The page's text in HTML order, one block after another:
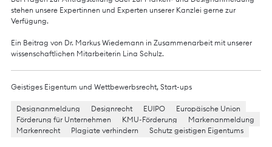
stehen unsere Expertinnen und Experten unserer Kanzlei gerne zur
Verfügung.
Ein Beitrag von Dr. Markus Wiedemann in Zusammenarbeit mit unserer
wissenschaftlichen Mitarbeiterin Lina Schulz.
Geistiges Eigentum und Wettbewerbsrecht, Start-ups
Designanmeldung Designrecht EUIPO
Europäische Union
Förderung für Unternehmen
KMU-Förderung
Markenanmeldung
Markenrecht
Plagiate verhindern Schutz geistigen Eigentums